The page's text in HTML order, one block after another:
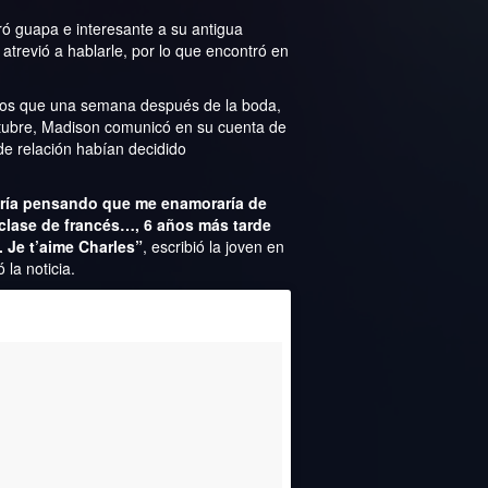
guapa e interesante a su antigua
a hablarle, por lo que encontró en
que una semana después de la boda,
Madison comunicó en su cuenta de
relación habían decidido
pensando que me enamoraría de
de francés…, 6 años más tarde
t’aime Charles”, escribió la joven en
la noticia.